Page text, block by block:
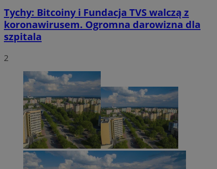
Tychy: Bitcoiny i Fundacja TVS walczą z
koronawirusem. Ogromna darowizna dla
szpitala
2